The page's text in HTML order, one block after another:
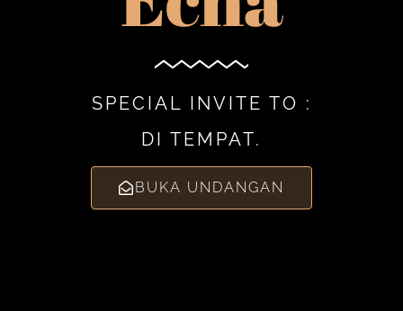
SPECIAL INVITE TO :
DI TEMPAT.
BUKA UNDANGAN